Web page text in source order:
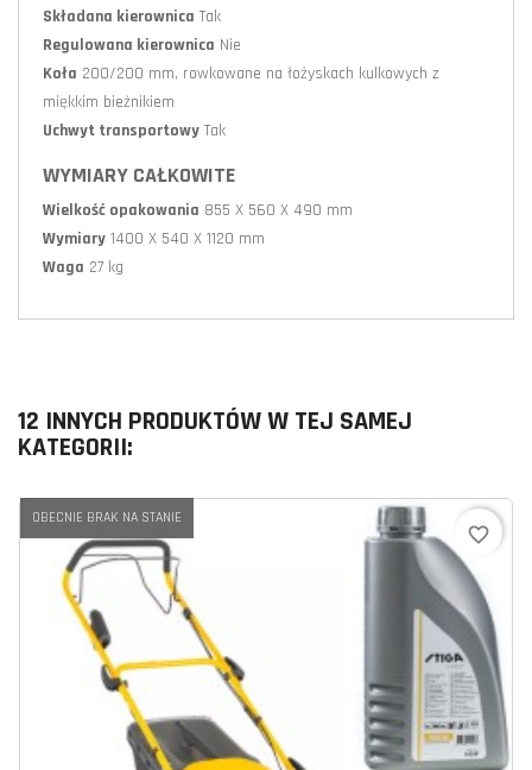
Składana kierownica Tak
Regulowana kierownica Nie
Koła 200/200 mm, rowkowane na łożyskach kulkowych z
miękkim bieżnikiem
Uchwyt transportowy Tak
WYMIARY CAŁKOWITE
Wielkość opakowania 855 X 560 X 490 mm
Wymiary 1400 X 540 X 1120 mm
Waga 27 kg
12 INNYCH PRODUKTÓW W TEJ SAMEJ
KATEGORII:
OBECNIE BRAK NA STANIE
favorite_border